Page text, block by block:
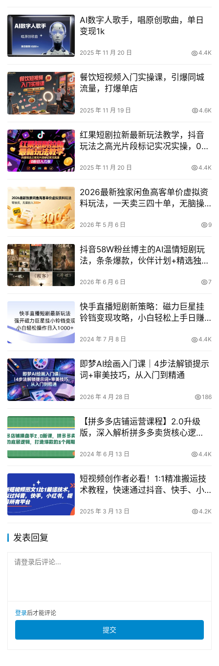
AI数字人歌手，唱原创歌曲，单日
变现1k
2025 年 11 月 20 日 4.4K
餐饮短视频入门实操课，引爆同城
流量，打爆单店
2025 年 11 月 19 日 4.6K
红果短剧拉新最新玩法教学，抖音
玩法之高光片段标记实况实操，0粉
2025 年 11 月 20 日 4.4K
2026最新独家闲鱼高客单价虚拟资
料玩法，一天卖三四十单，无脑操
2026 年 5 月 6 日 9
抖音58W粉丝博主的AI温情短剧玩
法，条条爆款，伙伴计划+精选独家
2026 年 6 月 6 日 7
快手直播短剧新策略：磁力巨星挂
铃铛变现攻略，小白轻松上手日赚
2024 年 7 月 8 日 4.4K
即梦AI绘画入门课｜4步法解锁提示
词+审美技巧，从入门到精通
2026 年 4 月 28 日 186
【拼多多店铺运营课程】2.0升级
版，深入解析拼多多卖货核心逻
2024 年 6 月 13 日 4.4K
短视频创作者必看！1:1精准搬运技
术教程，快速通过抖音、快手、小
2025 年 3 月 13 日 4.2K
发表回复
请登录后评论...
登录后才能评论
提交